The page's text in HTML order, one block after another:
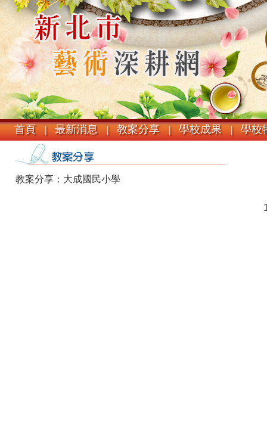
首頁 |最新消息 |教案分享 |學校成果 |學校
教案分享：大成國民小學